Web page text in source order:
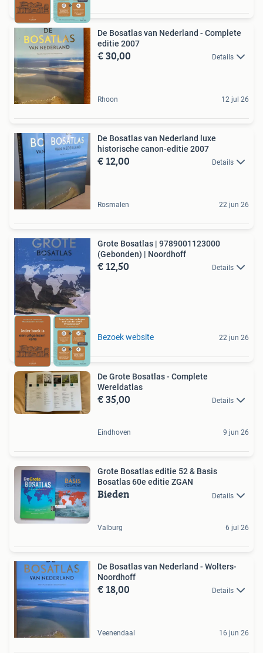
De Bosatlas van Nederland - Complete
editie 2007
€ 30,00 Details
Rhoon 12 jul 26
De Bosatlas van Nederland luxe
historische canon-editie 2007
€ 12,00 Details
Rosmalen 22 jun 26
Grote Bosatlas | 9789001123000
(Gebonden) | Noordhoff
€ 12,50 Details
Bezoek website 22 jun 26
De Grote Bosatlas - Complete
Wereldatlas
€ 35,00 Details
Eindhoven 9 jun 26
Grote Bosatlas editie 52 & Basis
Bosatlas 60e editie ZGAN
Bieden Details
Valburg 6 jul 26
De Bosatlas van Nederland - Wolters-
Noordhoff
€ 18,00 Details
Veenendaal 16 jun 26